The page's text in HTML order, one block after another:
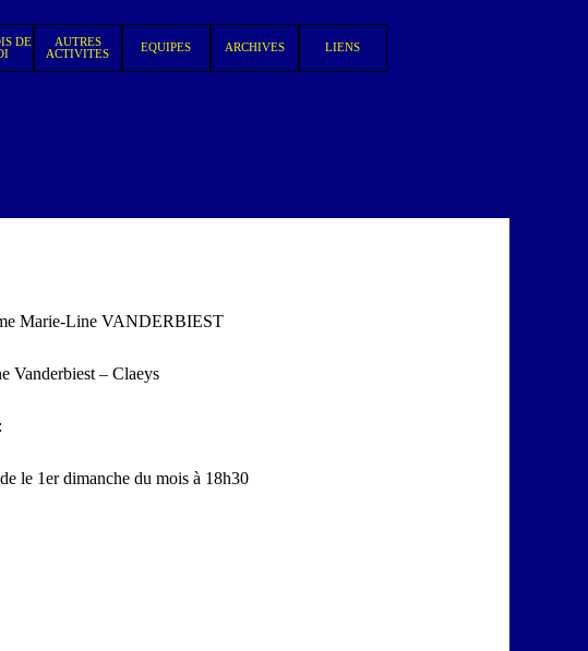
▼ DE
AUTRES
ACTIVITES
▼
EQUIPES ▼
ARCHIVES ▼
LIENS
Marie-Line VANDERBIEST
Vanderbiest – Claeys
le 1er dimanche du mois à 18h30